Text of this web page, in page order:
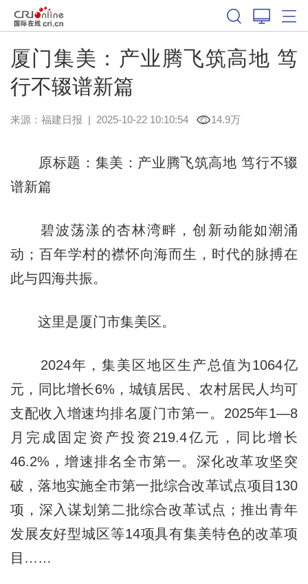
厦门集美：产业腾飞筑高地 笃
行不辍谱新篇
来源： 福建日报 | 2025-10-22 10:10:54 14.9万
原标题：集美：产业腾飞筑高地 笃行不辍
谱新篇
碧波荡漾的杏林湾畔，创新动能如潮涌
动；百年学村的襟怀向海而生，时代的脉搏在
此与四海共振。
这里是厦门市集美区。
2024年，集美区地区生产总值为1064亿
元，同比增长6%，城镇居民、农村居民人均可
支配收入增速均排名厦门市第一。2025年1—8
月完成固定资产投资219.4亿元，同比增长
46.2%，增速排名全市第一。深化改革攻坚突
破，落地实施全市第一批综合改革试点项目130
项，深入谋划第二批综合改革试点；推出青年
发展友好型城区等14项具有集美特色的改革项
目……